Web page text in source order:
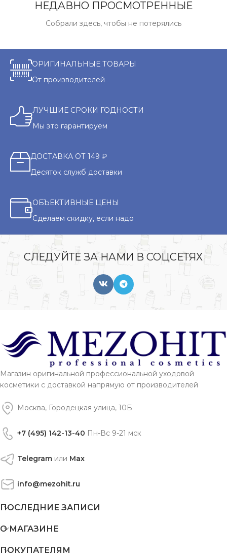
НЕДАВНО ПРОСМОТРЕННЫЕ
Собрали здесь, чтобы не потерялись
ОРИГИНАЛЬНЫЕ ТОВАРЫ
От производителей
ЛУЧШИЕ СРОКИ ГОДНОСТИ
Мы это гарантируем
ДОСТАВКА ОТ 149 ₽
Десяток служб доставки
ОБЪЕКТИВНЫЕ ЦЕНЫ
Сделаем скидку, если надо
СЛЕДУЙТЕ ЗА НАМИ В СОЦСЕТЯХ
Магазин оригинальной профессиональной уходовой
косметики с доставкой напрямую от производителей
Москва, Городецкая улица, 10Б
+7 (495) 142-13-40 Пн-Вс 9-21 мск
Telegram или Max
info@mezohit.ru
ПОСЛЕДНИЕ ЗАПИСИ
О МАГАЗИНЕ
ПОКУПАТЕЛЯМ